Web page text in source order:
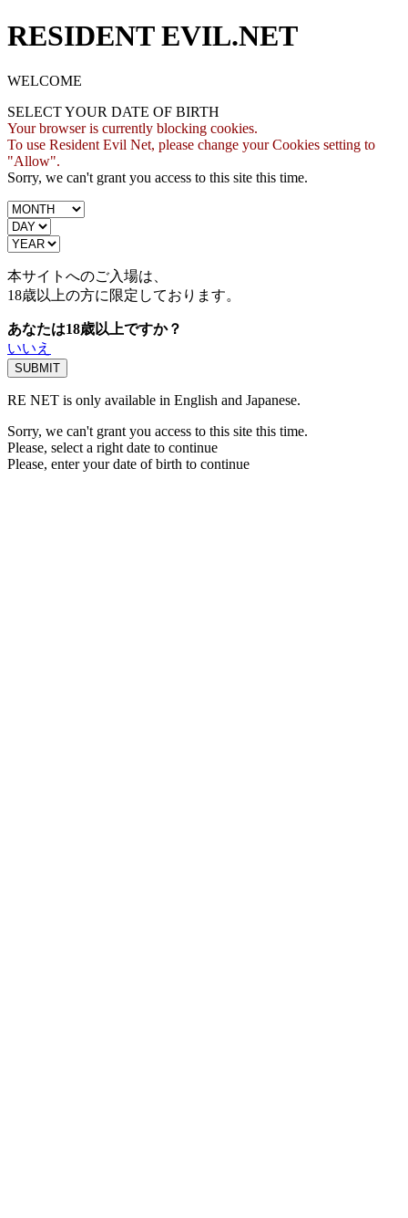
RESIDENT EVIL.NET
WELCOME
SELECT YOUR DATE OF BIRTH
Your browser is currently blocking cookies.
To use Resident Evil Net, please change your Cookies setting to
"Allow".
Sorry, we can't grant you access to this site this time.
本サイトへのご入場は、
18歳以上の方に限定しております。
あなたは18歳以上ですか？
いいえ
RE NET is only available in English and Japanese.
Sorry, we can't grant you access to this site this time.
Please, select a right date to continue
Please, enter your date of birth to continue